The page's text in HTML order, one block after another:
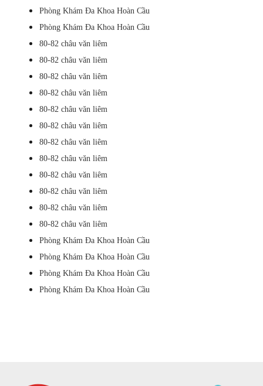
Phòng Khám Đa Khoa Hoàn Cầu
Phòng Khám Đa Khoa Hoàn Cầu
80-82 châu văn liêm
80-82 châu văn liêm
80-82 châu văn liêm
80-82 châu văn liêm
80-82 châu văn liêm
80-82 châu văn liêm
80-82 châu văn liêm
80-82 châu văn liêm
80-82 châu văn liêm
80-82 châu văn liêm
80-82 châu văn liêm
80-82 châu văn liêm
Phòng Khám Đa Khoa Hoàn Cầu
Phòng Khám Đa Khoa Hoàn Cầu
Phòng Khám Đa Khoa Hoàn Cầu
Phòng Khám Đa Khoa Hoàn Cầu